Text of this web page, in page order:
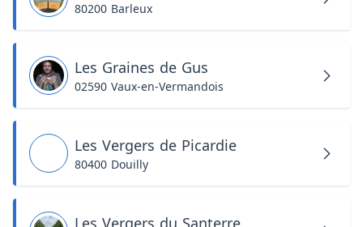
80200 Barleux
Les Graines de Gus
02590 Vaux-en-Vermandois
Les Vergers de Picardie
80400 Douilly
Les Vergers du Santerre